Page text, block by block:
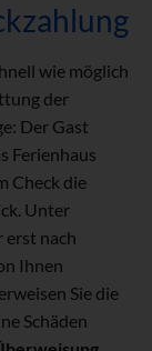
wie möglich
der
Der Gast
Ferienhaus
Check die
Unter
nach
Ihnen
Sie die
Schäden